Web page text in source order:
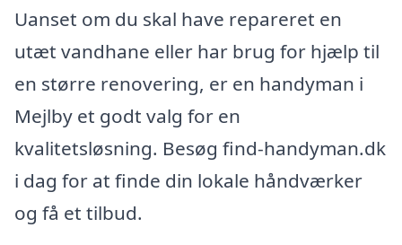
Uanset om du skal have repareret en
utæt vandhane eller har brug for hjælp til
en større renovering, er en handyman i
Mejlby et godt valg for en
kvalitetsløsning. Besøg find-handyman.dk
i dag for at finde din lokale håndværker
og få et tilbud.